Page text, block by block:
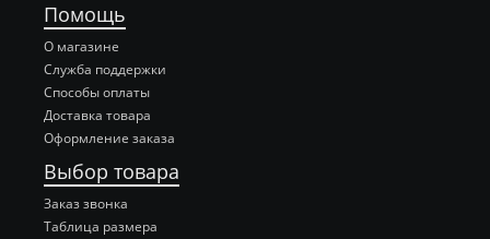
Помощь
О магазине
Служба поддержки
Способы оплаты
Доставка товара
Оформление заказа
Выбор товара
Заказ звонка
Таблица размера